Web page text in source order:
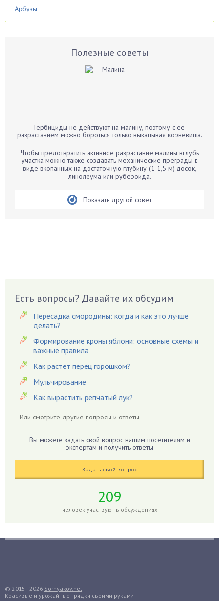
Арбузы
Аспарагус
Бархатцы
Белые грибы
Бирючина
Вишня
Вредители
Гардения
Гацания
Гвоздики
Георгины
Герань
Гиацинт
Гиппеаструм
Годжи
Голубика
Гуава
Полезные советы
Гербициды не действуют на малину, поэтому с ее
разрастанием можно бороться только выкапывая корневища.
Чтобы предотвратить активное разрастание малины вглубь
участка можно также создавать механические преграды в
виде вкопанных на достаточную глубину (1-1,5 м) досок,
линолеума или рубероида.
Показать другой совет
Есть вопросы? Давайте их обсудим
Пересадка смородины: когда и как это лучше
делать?
Формирование кроны яблони: основные схемы и
важные правила
Как растет перец горошком?
Мульчирование
Как вырастить репчатый лук?
Или смотрите другие вопросы и ответы
Вы можете задать свой вопрос нашим посетителям и
экспертам и получить ответы
Задать свой вопрос
209
человек участвуют в обсуждениях
© 2015–2026 Sornyakov.net
Красивые и урожайные грядки своими руками